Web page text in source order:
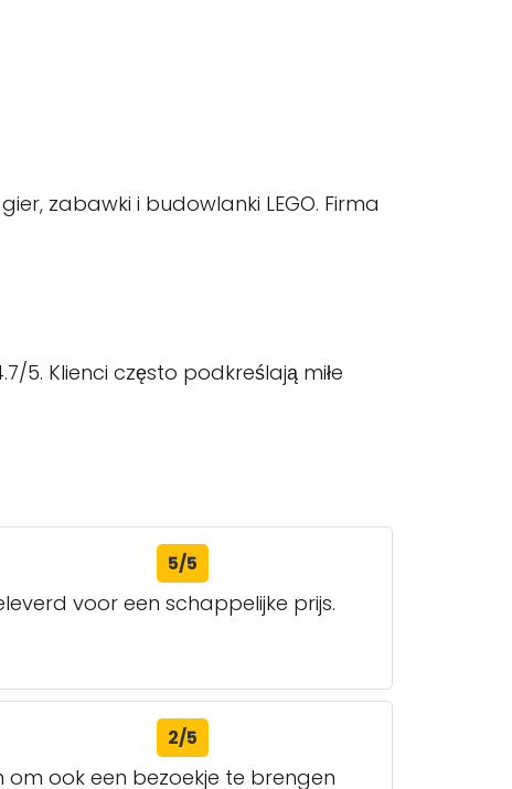
zabawki i budowlanki LEGO. Firma
5. Klienci często podkreślają miłe
5/5
voor een schappelijke prijs.
2/5
om ook een bezoekje te brengen